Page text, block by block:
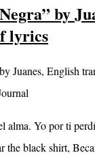
by
lyrics
Juanes, English
alma. Yo por ti
the black shirt,